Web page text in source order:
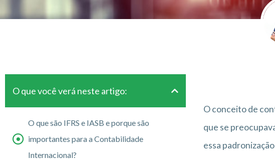
O que você verá neste artigo:
O que são IFRS e IASB e porque são
importantes para a Contabilidade
Internacional?
O conceito de
que se
essa